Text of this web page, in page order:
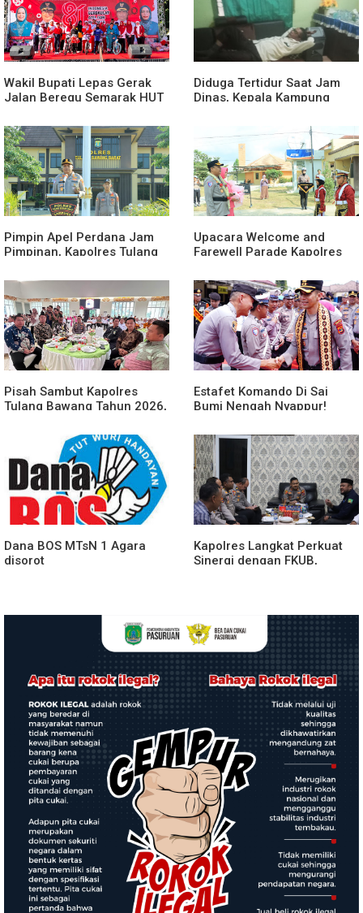
Wakil Bupati Lepas Gerak
Jalan Beregu Semarak HUT
Diduga Tertidur Saat Jam
Dinas, Kepala Kampung
Pimpin Apel Perdana Jam
Pimpinan, Kapolres Tulang
dan Penekanan Pada
Personil
Upacara Welcome and
Farewell Parade Kapolres
Berlangsung Khidmat
Pisah Sambut Kapolres
Tulang Bawang Tahun 2026,
Forkopimda untuk Menjaga
Stabilitas Daerah
Estafet Komando Di Sai
Bumi Nengah Nyappur!
Dan Penyerahan Tunggul
Kesatuan Polres Tulang
Bawang Berlangsung
Spektakuler
Dana BOS MTsN 1 Agara
disorot
Kapolres Langkat Perkuat
Sinergi dengan FKUB,